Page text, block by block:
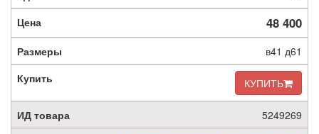
48 400
в41 д61
КУПИТЬ
5249269